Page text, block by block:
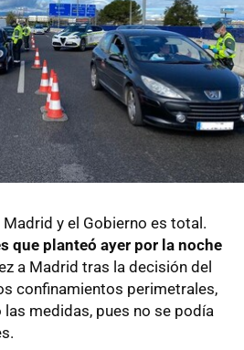
y el Gobierno es total.
que planteó ayer por la noche
a Madrid tras la decisión del
confinamientos perimetrales,
medidas, pues no se podía